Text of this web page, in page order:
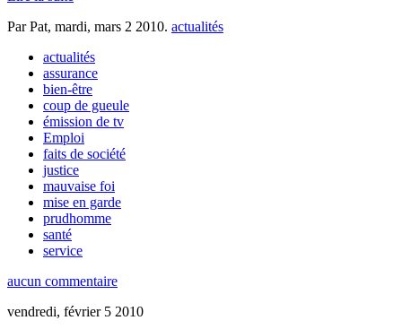
Par Pat, mardi, mars 2 2010. actualités
actualités
assurance
bien-être
coup de gueule
émission de tv
Emploi
faits de société
justice
mauvaise foi
mise en garde
prudhomme
santé
service
aucun commentaire
vendredi, février 5 2010